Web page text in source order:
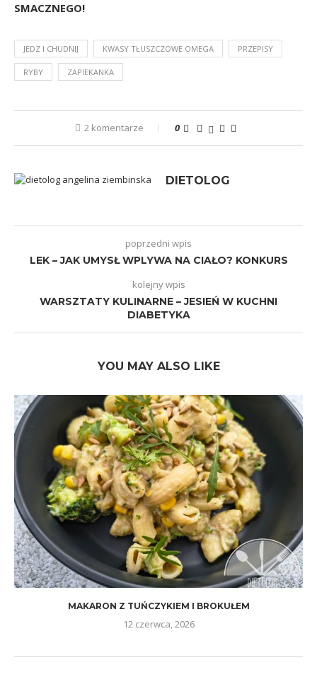
SMACZNEGO!
JEDZ I CHUDNIJ KWASY TŁUSZCZOWE OMEGA PRZEPISY
RYBY ZAPIEKANKA
2 komentarze 0
DIETOLOG
poprzedni wpis
LEK – JAK UMYSŁ WPLYWA NA CIAŁO? KONKURS
kolejny wpis
WARSZTATY KULINARNE – JESIEŃ W KUCHNI
DIABETYKA
YOU MAY ALSO LIKE
MAKARON Z TUŃCZYKIEM I BROKUŁEM
12 czerwca, 2026